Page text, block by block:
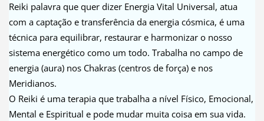
Reiki palavra que quer dizer Energia Vital Universal, atua
com a captação e transferência da energia cósmica, é uma
técnica para equilibrar, restaurar e harmonizar o nosso
sistema energético como um todo. Trabalha no campo de
energia (aura) nos Chakras (centros de força) e nos
Meridianos.
O Reiki é uma terapia que trabalha a nível Físico, Emocional,
Mental e Espiritual e pode mudar muita coisa em sua vida.